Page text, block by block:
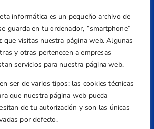
informática es un pequeño archivo de
guarda en tu ordenador, “smartphone”
que visitas nuestra página web. Algunas
y otras pertenecen a empresas
servicios para nuestra página web.
ser de varios tipos: las cookies técnicas
que nuestra página web pueda
de tu autorización y son las únicas
por defecto.
Dirección
Carrer d'Isaac Peral i
5, Despachos 2 y 3, 46980,
Valencia
+34 961 367 799
Email